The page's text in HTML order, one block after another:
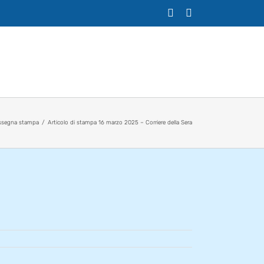
stampa Articolo di stampa 16 marzo 2025 – Corriere della Sera